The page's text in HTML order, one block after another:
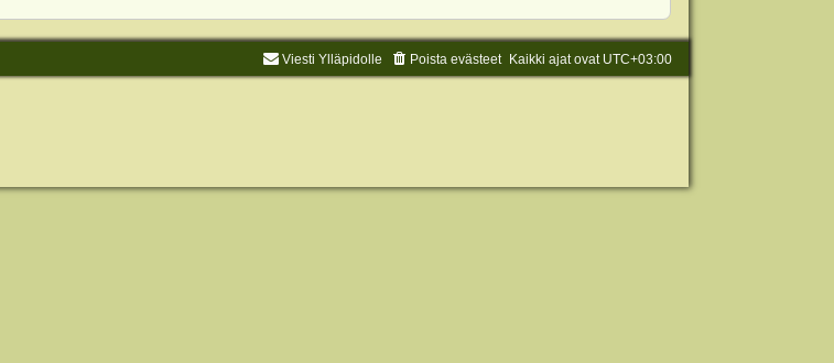
Kaikki ajat ovat UTC+03:00
Poista evästeet
Viesti Ylläpidolle